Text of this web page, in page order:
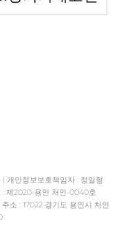
개인정보보호책임자 : 정일형
: 제2020-용인 처인-0040호
소 : 17022 경기도 용인시 처인